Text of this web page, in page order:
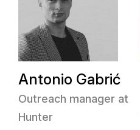
Antonio Gabrić
Outreach manager at
Hunter